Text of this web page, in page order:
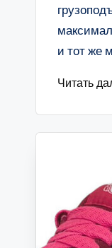
и тот же
Читать